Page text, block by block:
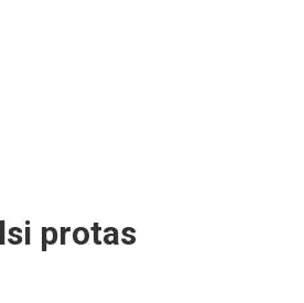
protas